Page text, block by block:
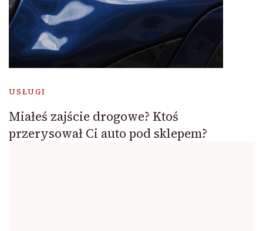
USŁUGI
Miałeś zajście drogowe? Ktoś
przerysował Ci auto pod sklepem?